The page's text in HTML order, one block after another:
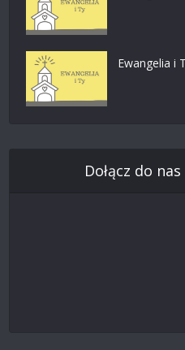
Ewangelia i
Dołącz do